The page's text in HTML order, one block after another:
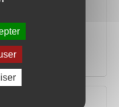
France
famille étrangère